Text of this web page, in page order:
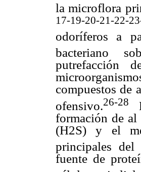
la microflora
17-19-20-21-22-
odoríferos a
bacteriano
putrefacción
compuestos de
ofensivo.26-28
formación de
(H2S) y el
principales
fuente de